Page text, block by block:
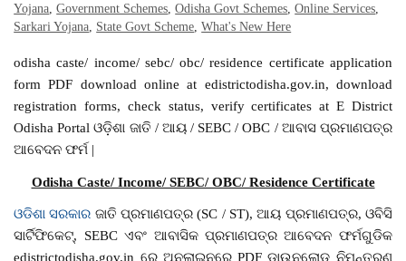
Yojana ,Government Schemes ,Odisha Govt Schemes ,Online Services
Sarkari Yojana State Govt Scheme ,What's New Here
odisha caste/ income/ sebc/ obc/ residence certificate application
form PDF download online at edistrictodisha.gov.in, download
registration forms, check status, verify certificates at E District
Odisha Portal ଓଡ଼ିଶା ଜାତି / ଆୟ / SEBC / OBC / ଆବାସ ପ୍ରମାଣପତ୍ର
ଆବେଦନ ଫର୍ମ |
Odisha Caste/ Income/ SEBC/ OBC/ Residence Certificate
ଓଡିଶା ସରକାର ଜାତି ପ୍ରମାଣପତ୍ର (SC / ST), ଆୟ ପ୍ରମାଣପତ୍ର, ଓବିସି
ସାର୍ଟିଫିକେଟ୍, SEBC ଏବଂ ଆବାସିକ ପ୍ରମାଣପତ୍ର ଆବେଦନ ଫର୍ମଗୁଡିକ
edistrictodisha.gov.in ରେ ଅନଲାଇନରେ PDF ଡାଉନଲୋଡ୍ ନିମନ୍ତ୍ରଣ